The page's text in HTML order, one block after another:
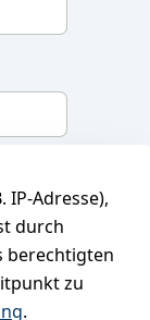
Adresse),
durch
berechtigten
zu
.